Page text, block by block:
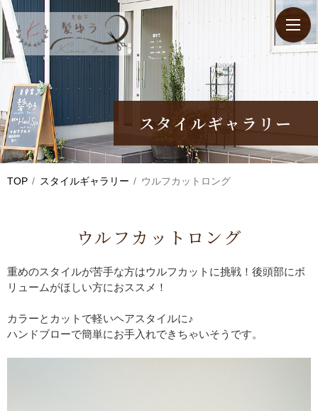
スタイルギャラリー
TOP スタイルギャラリー ウルフカットロング
ウルフカットロング
重めのスタイルが苦手な方はウルフカットに挑戦！後頭部にボ
リュームがほしい方におススメ！
カラーとカットで軽いヘアスタイルに♪
ハンドブローで簡単にお手入れできちゃいそうです。